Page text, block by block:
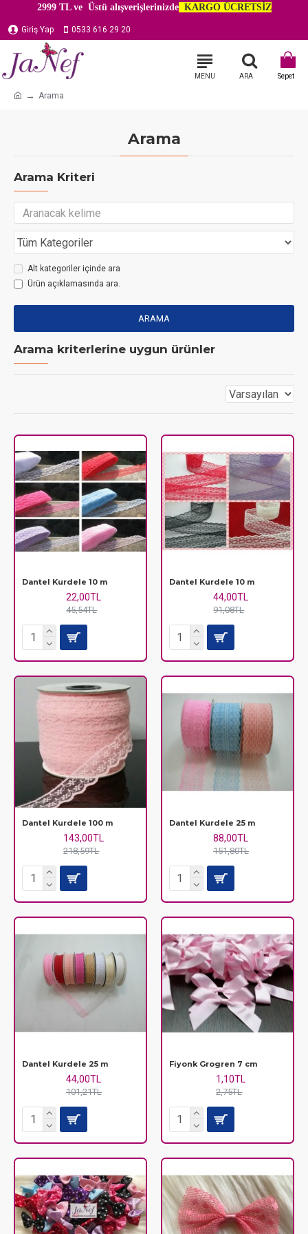
2999 TL ve Üstü alışverişlerinizdeKARGO ÜCRETSİZ
Giriş Yap 0533 616 29 20
Arama
Arama
Arama Kriteri
Alt kategoriler içinde ara
Ürün açıklamasında ara.
ARAMA
Arama kriterlerine uygun ürünler
Dantel Kurdele 10 m
22,00TL
45,54TL
Dantel Kurdele 10 m
44,00TL
91,08TL
Dantel Kurdele 100 m
143,00TL
218,59TL
Dantel Kurdele 25 m
88,00TL
151,80TL
Dantel Kurdele 25 m
44,00TL
101,21TL
Fiyonk Grogren 7 cm
1,10TL
2,75TL